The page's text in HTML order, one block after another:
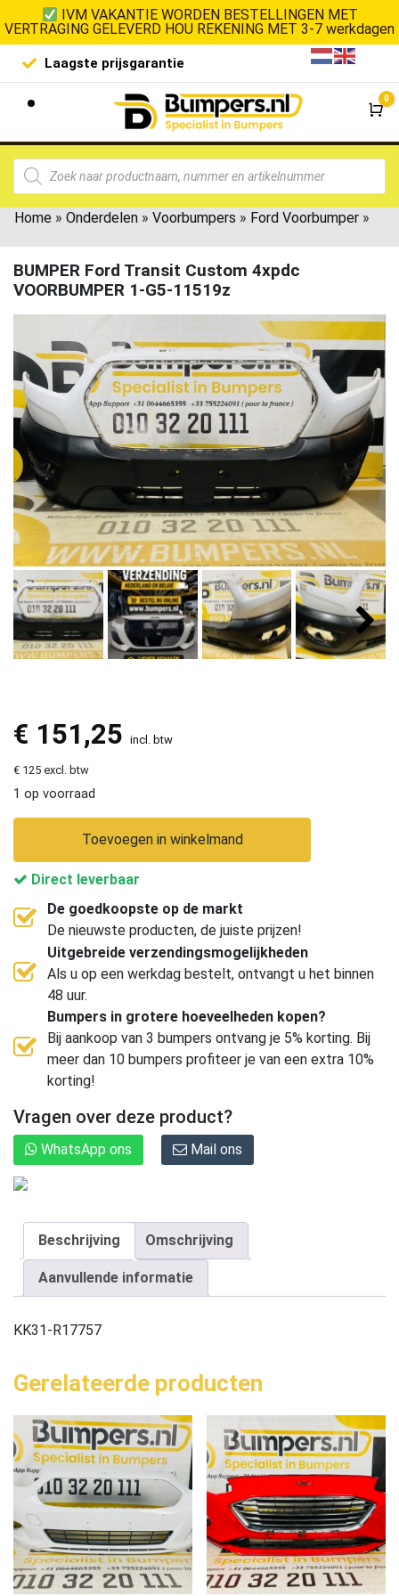
IVM VAKANTIE WORDEN BESTELLINGEN MET
VERTRAGING GELEVERD HOU REKENING MET 3-7 werkdagen
Laagste prijsgarantie De
0
Home » Onderdelen » Voorbumpers » Ford Voorbumper »
BUMPER Ford Transit Custom 4xpdc
VOORBUMPER 1-G5-11519z
€ 151,25 incl. btw
€ 125 excl. btw
1 op voorraad
Toevoegen in winkelmand
Direct leverbaar
De goedkoopste op de markt
De nieuwste producten, de juiste prijzen!
Uitgebreide verzendingsmogelijkheden
Als u op een werkdag bestelt, ontvangt u het binnen
48 uur.
Bumpers in grotere hoeveelheden kopen?
Bij aankoop van 3 bumpers ontvang je 5% korting. Bij
meer dan 10 bumpers profiteer je van een extra 10%
korting!
Vragen over deze product?
WhatsApp ons Mail ons
Beschrijving Omschrijving
Aanvullende informatie
KK31-R17757
Gerelateerde producten